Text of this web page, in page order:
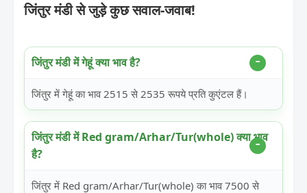
जिंतुर मंडी से जुड़े कुछ सवाल-जवाब!
जिंतुर मंडी में गेहूं क्या भाव है?
जिंतुर में गेहूं का भाव 2515 से 2535 रूपये प्रति कुएंटल हैं।
जिंतुर मंडी में Red gram/Arhar/Tur(whole) क्या भाव
है?
जिंतुर में Red gram/Arhar/Tur(whole) का भाव 7500 से